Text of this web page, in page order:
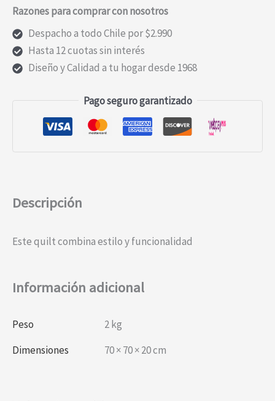
CELESTE
cantidad
Razones para comprar con nosotros
Despacho a todo Chile por $2.990
Hasta 12 cuotas sin interés
Diseño y Calidad a tu hogar desde 1968
Pago seguro garantizado
Descripción
Este quilt combina estilo y funcionalidad
Información adicional
Peso
2 kg
Dimensiones
70 × 70 × 20 cm